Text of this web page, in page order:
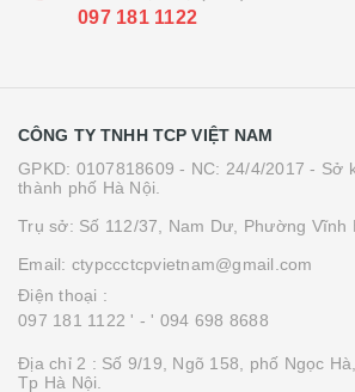
097 181 1122
CÔNG TY TNHH TCP VIỆT NAM
GPKD: 0107818609 - NC: 24/4/2017 - Sở
thành phố Hà Nội.
Trụ sở: Số 112/37, Nam Dư, Phường Vĩnh
Email: ctypccctcpvietnam@gmail.com
Điện thoại :
097 181 1122 ' - ' 094 698 8688
Địa chỉ 2 : Số 9/19, Ngõ 158, phố Ngọc
Tp Hà Nội.